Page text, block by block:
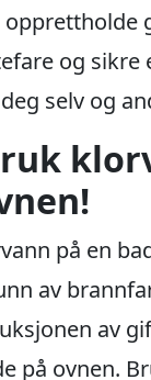
og sikre
selv og
på en
av
av
på ovnen.